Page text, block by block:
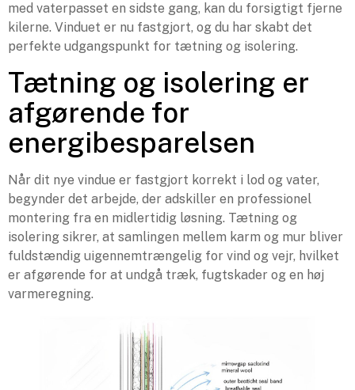
med vaterpasset en sidste gang, kan du forsigtigt fjerne
kilerne. Vinduet er nu fastgjort, og du har skabt det
perfekte udgangspunkt for tætning og isolering.
Tætning og isolering er
afgørende for
energibesparelsen
Når dit nye vindue er fastgjort korrekt i lod og vater,
begynder det arbejde, der adskiller en professionel
montering fra en midlertidig løsning. Tætning og
isolering sikrer, at samlingen mellem karm og mur bliver
fuldstændig uigennemtrængelig for vind og vejr, hvilket
er afgørende for at undgå træk, fugtskader og en høj
varmeregning.